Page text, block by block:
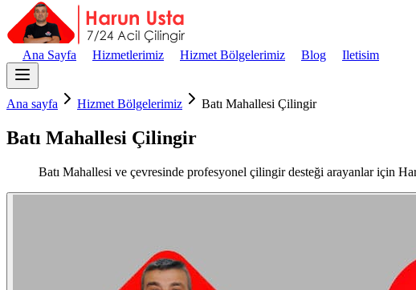
Ana Sayfa Hizmetlerimiz Hizmet Bölgelerimiz Blog Iletisim
Ana sayfa Hizmet Bölgelerimiz Batı Mahallesi Çilingir
Batı Mahallesi Çilingir
Batı Mahallesi ve çevresinde profesyonel çilingir desteği arayanlar için